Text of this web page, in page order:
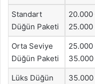
Standart
Düğün Paketi
20.000
25.000
Orta Seviye
Düğün Paketi
25.000
35.000
Lüks Düğün
35.000